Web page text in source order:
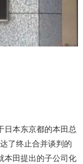
日本东京都的本田总
了终止合并谈判的
本田提出的子公司化